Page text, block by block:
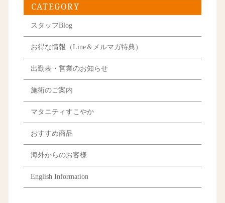
CATEGORY
スタッフBlog
お得な情報（Line＆メルマガ特典）
出勤表・営業のお知らせ
施術のご案内
マタニティすこやか
おすすめ商品
海外からのお客様
English Information